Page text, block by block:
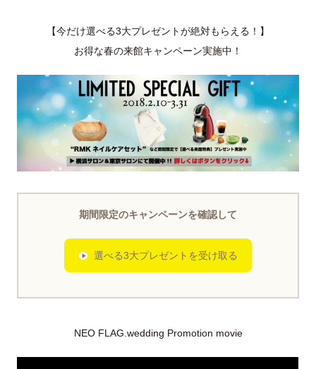
【今だけ選べる3大プレゼントが絶対もらえる！】
お得な春の来館キャンペーン実施中！
期間限定のキャンペーンを確認して
選べる3大プレゼントを受け取る
NEO FLAG.wedding Promotion movie